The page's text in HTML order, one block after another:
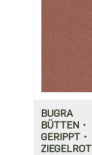
BUGRA
BÜTTEN・
GERIPPT・
ZIEGELROT